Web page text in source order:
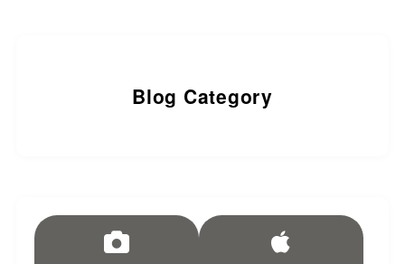
Blog Category